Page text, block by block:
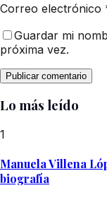
Correo electrónico
Guardar mi
próxima vez.
Lo más leído
1
Manuela Villena
biografía